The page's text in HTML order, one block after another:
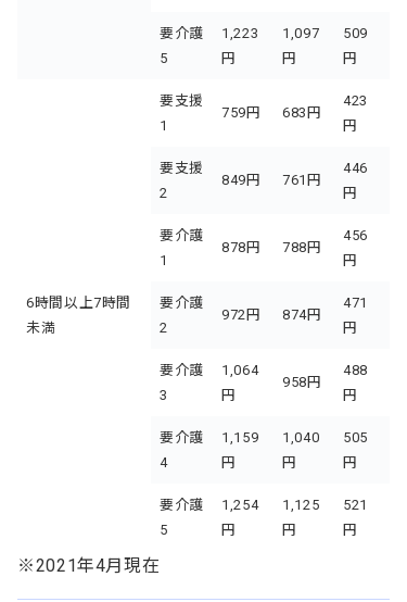
要介護
5
1,223
円
1,097
円
509
円
6時間以上7時間
未満
要支援
1
759円 683円
423
円
要支援
2
849円 761円
446
円
要介護
1
878円 788円
456
円
要介護
2
972円 874円
471
円
要介護
3
1,064
円
958円
488
円
要介護
4
1,159
円
1,040
円
505
円
要介護
5
1,254
円
1,125
円
521
円
※2021年4月現在